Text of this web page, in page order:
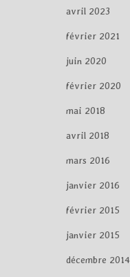
avril 2023
février 2021
juin 2020
février 2020
mai 2018
avril 2018
mars 2016
janvier 2016
février 2015
janvier 2015
décembre 2014